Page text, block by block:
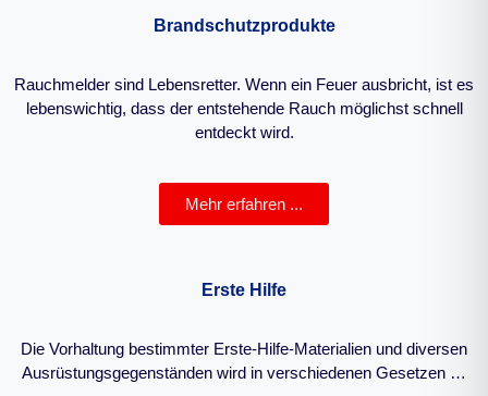
Brandschutzprodukte
Rauchmelder sind Lebensretter. Wenn ein Feuer ausbricht, ist es
lebenswichtig, dass der entstehende Rauch möglichst schnell
entdeckt wird.
Mehr erfahren ...
Erste Hilfe
Die Vorhaltung bestimmter Erste-Hilfe-Materialien und diversen
Ausrüstungsgegenständen wird in verschiedenen Gesetzen …